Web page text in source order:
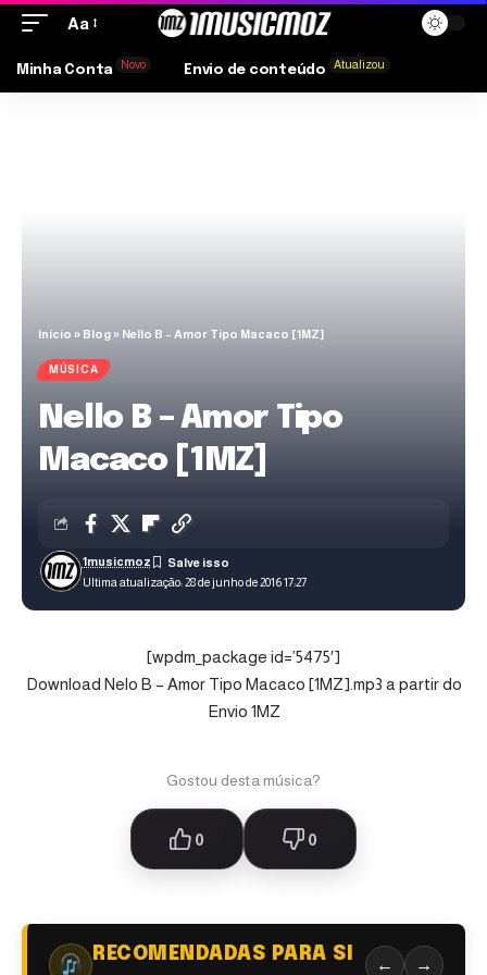
Aa
Minha Conta Novo Envio de conteúdo Atualizou
Início » Blog» Nello B – Amor Tipo Macaco [1MZ]
MÚSICA
Nello B – Amor Tipo
Macaco [1MZ]
Ultima atualização: 28 de junho de 2016 17:27
1musicmoz
[wpdm_package id=’5475′]
Download Nelo B – Amor Tipo Macaco [1MZ].mp3 a partir do
Envio 1MZ
Gostou desta música?
0 0
RECOMENDADAS PARA SI
← →